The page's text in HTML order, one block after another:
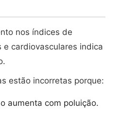
nos índices de
e cardiovasculares indica
estão incorretas porque:
aumenta com poluição.